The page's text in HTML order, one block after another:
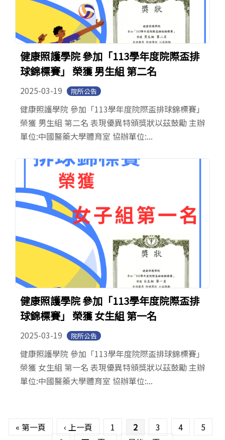
健康照護學院 參加「113學年度院際盃排
球錦標賽」 榮獲 男生組 第二名
2025-03-19 院所公告
健康照護學院 參加「113學年度院際盃排球錦標賽」
榮獲 男生組 第二名 表現優異特頒獎狀以茲鼓勵 主辦
單位:中國醫藥大學體育室 協辦單位:...
健康照護學院 參加「113學年度院際盃排
球錦標賽」 榮獲 女生組 第一名
2025-03-19 院所公告
健康照護學院 參加「113學年度院際盃排球錦標賽」
榮獲 女生組 第一名 表現優異特頒獎狀以茲鼓勵 主辦
單位:中國醫藥大學體育室 協辦單位:...
« 第一頁 ‹ 上一頁 1 2 3 4
5